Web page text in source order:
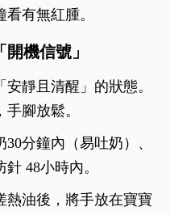
有無紅腫。
機信號」
靜且清醒」的狀態。
腳放鬆。
分鐘內（易吐奶）、
48小時內。
熱油後，將手放在寶寶